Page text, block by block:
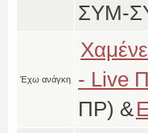
ΣΥΜ-
Έχω ανάγκη
- Live
ΠΡ) &